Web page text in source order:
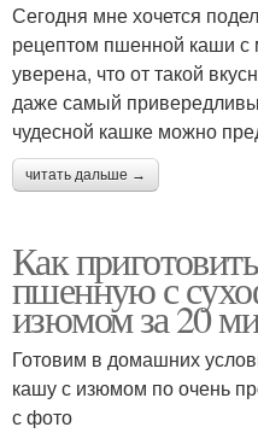
Сегодня мне хочется
рецептом пшенной каши
уверена, что от такой
даже самый
чудесной кашке можно
читать дальше →
Как
пшенную с
изюмом за 20
Готовим в домашних
кашу с изюмом по очень
с фото